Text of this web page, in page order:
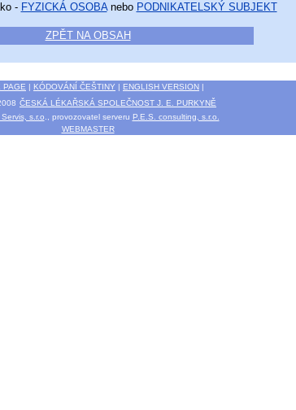
- FYZICKÁ OSOBAnebo PODNIKATELSKÝ SUBJEKT
ZPĚT NA OBSAH
PAGE | KÓDOVÁNÍ ČEŠTINY | ENGLISH VERSION |
ČESKÁ LÉKAŘSKÁ SPOLEČNOST J. E. PURKYNĚ
Servis, s.r.o ., provozovatel serveru P.E.S. consulting, s.r.o.
WEBMASTER